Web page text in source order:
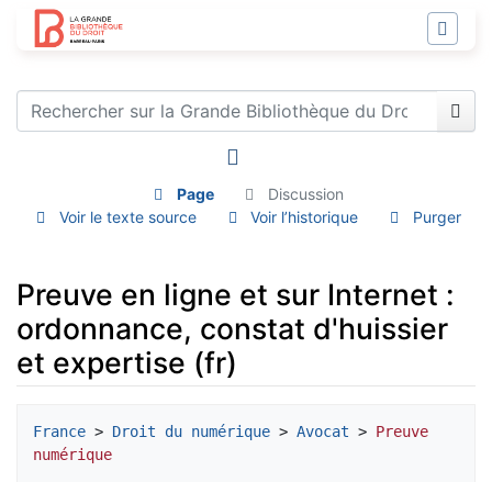
Page
Discussion
Voir le texte source
Voir l’historique Purger
Preuve en ligne et sur Internet :
ordonnance, constat d'huissier
et expertise (fr)
France > Droit du numérique > Avocat > Preuve
numérique